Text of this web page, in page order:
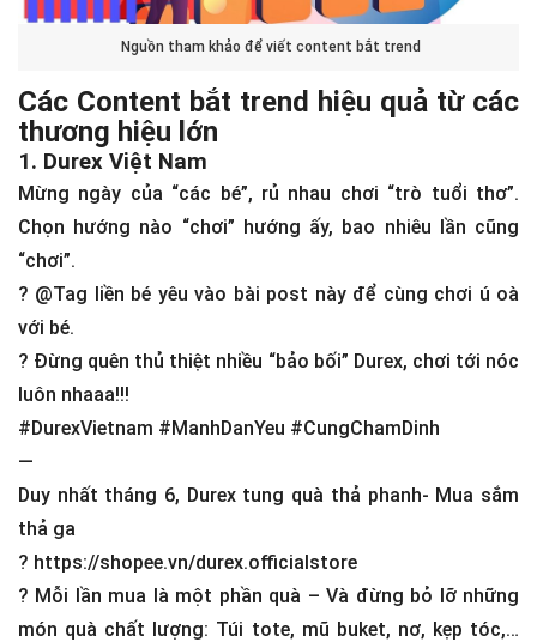
Nguồn tham khảo để viết content bắt trend
Các Content bắt trend hiệu quả từ các
thương hiệu lớn
1. Durex Việt Nam
Mừng ngày của “các bé”, rủ nhau chơi “trò tuổi thơ”.
Chọn hướng nào “chơi” hướng ấy, bao nhiêu lần cũng
“chơi”.
? @Tag liền bé yêu vào bài post này để cùng chơi ú oà
với bé.
? Đừng quên thủ thiệt nhiều “bảo bối” Durex, chơi tới nóc
luôn nhaaa!!!
#DurexVietnam #ManhDanYeu #CungChamDinh
—
Duy nhất tháng 6, Durex tung quà thả phanh- Mua sắm
thả ga
? https://shopee.vn/durex.officialstore
? Mỗi lần mua là một phần quà – Và đừng bỏ lỡ những
món quà chất lượng: Túi tote, mũ buket, nơ, kẹp tóc,…